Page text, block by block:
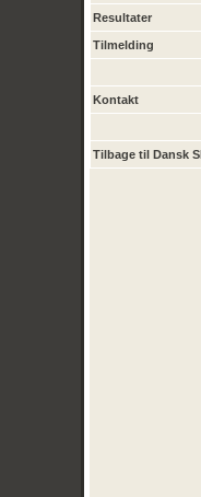
Resultater
Tilmelding
Kontakt
Tilbage til Dansk